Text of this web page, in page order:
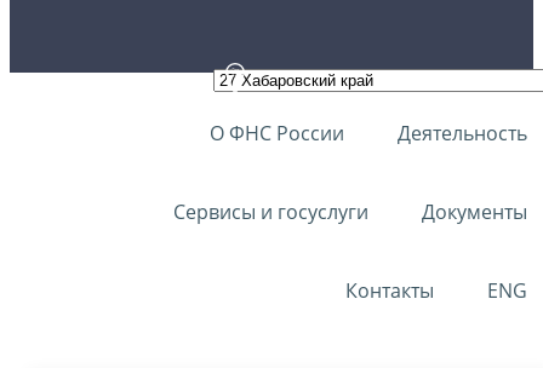
О ФНС России Деятельность
Сервисы и госуслуги Документы
Контакты ENG